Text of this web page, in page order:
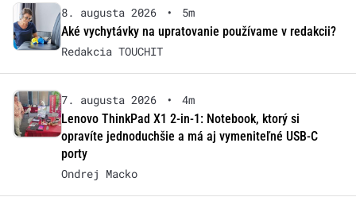
8. augusta 2026 •
5m
Aké vychytávky na upratovanie používame v redakcii?
Redakcia TOUCHIT
7. augusta 2026 •
4m
Lenovo ThinkPad X1 2-in-1: Notebook, ktorý si
opravíte jednoduchšie a má aj vymeniteľné USB-C
porty
Ondrej Macko